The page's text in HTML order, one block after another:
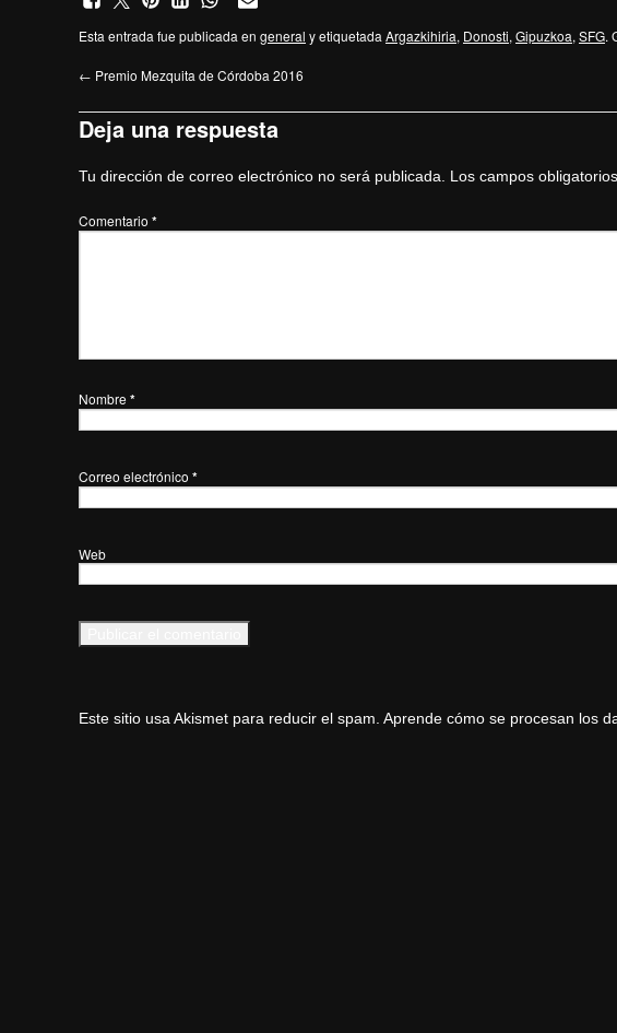
Esta entrada fue publicada en general y etiquetada Argazkihiria, Donosti, Gipuzkoa, SFG.
← Premio Mezquita de Córdoba 2016
Deja una respuesta
Tu dirección de correo electrónico no será publicada. Los campos
Comentario *
Nombre *
Correo electrónico *
Web
Este sitio usa Akismet para reducir el spam. Aprende cómo se procesan los